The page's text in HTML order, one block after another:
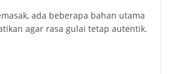
ada beberapa bahan utama
agar rasa gulai tetap autentik.